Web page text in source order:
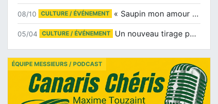
08/10 CULTURE / ÉVÉNEMENT « Saupin mon amour » au salon du livre de Trentemoult
05/04 CULTURE / ÉVÉNEMENT Un nouveau tirage pour le Docu-BD
ÉQUIPE MESSIEURS / PODCAST